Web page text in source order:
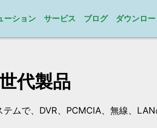
ーション サービス ブログ ダウンロー
代製品
ムで、DVR、PCMCIA、無線、